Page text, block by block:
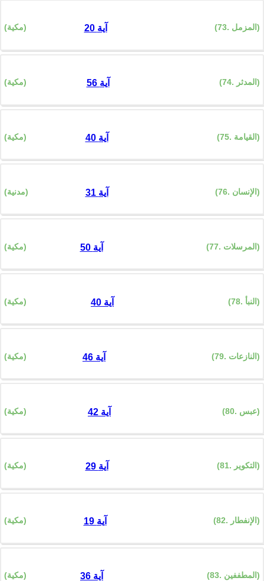
(73. المزمل) (مكية) 20 آية
(74. المدثر) (مكية) 56 آية
(75. القيامة) (مكية) 40 آية
(76. الإنسان) (مدنية) 31 آية
(77. المرسلات) (مكية) 50 آية
(78. النبأ) (مكية) 40 آية
(79. النازعات) (مكية) 46 آية
(80. عبس) (مكية) 42 آية
(81. التكوير) (مكية) 29 آية
(82. الإنفطار) (مكية) 19 آية
(83. المطففين) (مكية) 36 آية